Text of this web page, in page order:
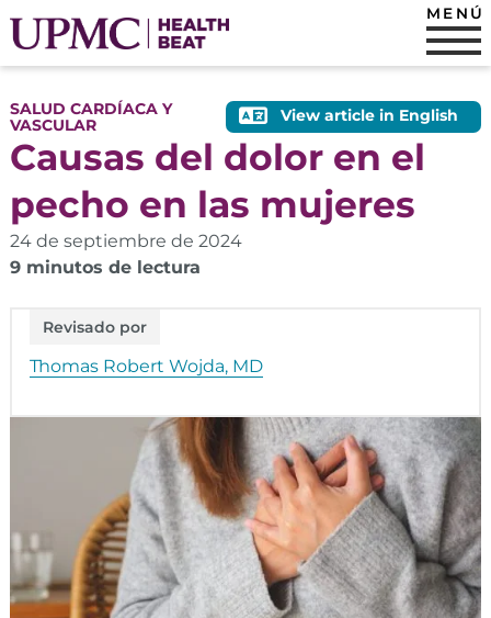
MENÚ
View article in English
SALUD CARDÍACA Y
VASCULAR
Causas del dolor en el
pecho en las mujeres
24 de septiembre de 2024
9 minutos de lectura
Revisado por
Thomas Robert Wojda, MD